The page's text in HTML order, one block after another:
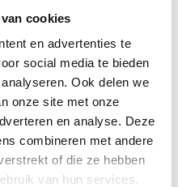
cookies
en advertenties te
social media te bieden
Ook delen we
onze site met onze
en analyse. Deze
combineren met andere
of die ze hebben
van hun services.